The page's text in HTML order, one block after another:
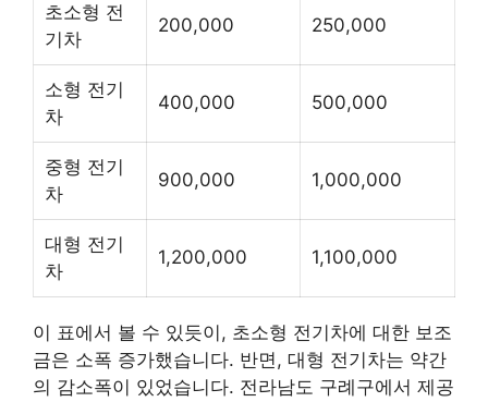
초소형 전
기차
200,000 250,000
소형 전기
차
400,000 500,000
중형 전기
차
900,000 1,000,000
대형 전기
차
1,200,000 1,100,000
이 표에서 볼 수 있듯이, 초소형 전기차에 대한 보조
금은 소폭 증가했습니다. 반면, 대형 전기차는 약간
의 감소폭이 있었습니다. 전라남도 구례구에서 제공